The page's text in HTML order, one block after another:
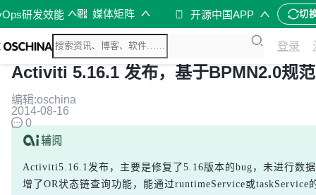
研发效能 媒体矩阵 开源中国APP 切
登录
Activiti 5.16.1 发布，基于BPMN2.0规
编辑:oschina
2014-08-16
0
Activiti5.16.1发布，主要是修复了5.16版本的bug，未进行数
增了OR状态链查询功能，能通过runtimeService或taskService